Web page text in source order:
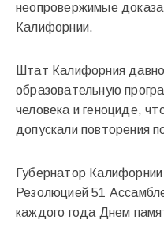
неопровержимые
Калифорнии.
Штат Калифорния
образовательную
человека и геноциде,
допускали повторения
Губернатор
Резолюцией 51
каждого года Днем